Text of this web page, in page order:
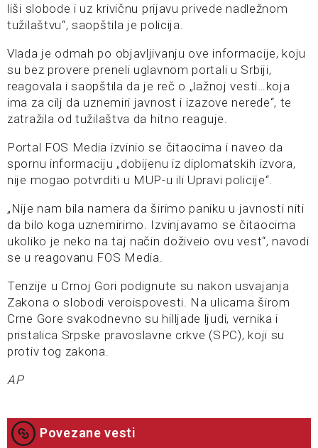
liši slobode i uz krivičnu prijavu privede nadležnom
tužilaštvu“, saopštila je policija.
Vlada je odmah po objavljivanju ove informacije, koju
su bez provere preneli uglavnom portali u Srbiji,
reagovala i saopštila da je reč o „lažnoj vesti…koja
ima za cilj da uznemiri javnost i izazove nerede“, te
zatražila od tužilaštva da hitno reaguje.
Portal FOS Media izvinio se čitaocima i naveo da
spornu informaciju „dobijenu iz diplomatskih izvora,
nije mogao potvrditi u MUP-u ili Upravi policije“.
„Nije nam bila namera da širimo paniku u javnosti niti
da bilo koga uznemirimo. Izvinjavamo se čitaocima
ukoliko je neko na taj način doživeio ovu vest“, navodi
se u reagovanu FOS Media.
Tenzije u Crnoj Gori podignute su nakon usvajanja
Zakona o slobodi veroispovesti. Na ulicama širom
Crne Gore svakodnevno su hilljade ljudi, vernika i
pristalica Srpske pravoslavne crkve (SPC), koji su
protiv tog zakona.
AP
Povezane vesti